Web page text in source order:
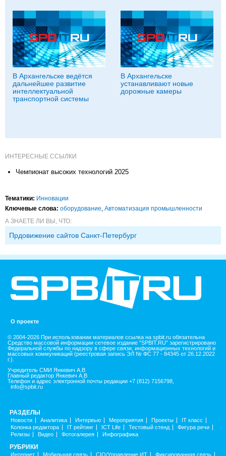
В Архангельске ведётся
дальнейшее развитие
интеллектуальной
транспортной системы
В Архангельске
устанавливают новые
дорожные камеры
ИНТЕРЕСНЫЕ ССЫЛКИ
Чемпионат высоких технологий 2025
Тематики: Инновации
Ключевые слова: оборудование Автоматизация промышленности
А ЗНАЕТЕ ЛИ ВЫ, ЧТО:
Прдовижение сайтов Санкт-Петербург
О проекте
© 2004-2026 При использовании материалов ссылка на spbit.ru обязательна
Средство массовой информации сетевое издание "SPBIT.RU" зарегистрировано
Федеральной службы по надзору в сфере связи, информационных технологий и
массовых коммуникаций (реестровая запись ЭЛ № ФС 77 - 84345 от 26.12.2022
г.).
Учредитель СМИ Янкевич А.В
Главный редактор Янкевич А.В
Телефон и адрес электронной почты редакции +7 (812) 7156798,
info@spbit.ru
РАЗДЕЛЫ
Новости Аналитика Интервью Мероприятия Проекты
IT класс
Колонка редактора
IT рейтинг ICT Life Тестовый стенд
Фигура речи
Релизы
Видео Фотогалерея Инфографика
РУБРИКИ
Интернет Мобильная связь CIO/Управление ИТ Фиксированная связь